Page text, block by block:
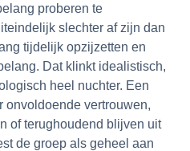
proberen te
slechter af zijn dan
tijdelijk opzijzetten en
Dat klinkt idealistisch,
heel nuchter. Een
onvoldoende vertrouwen,
of terughoudend blijven uit
de groep als geheel aan